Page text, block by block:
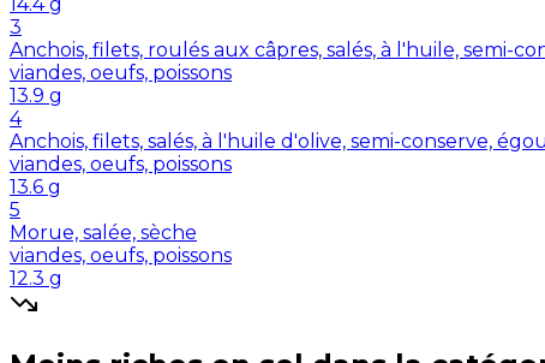
3
Anchois, filets, roulés aux câpres, salés, à l'huile, semi-
viandes, oeufs, poissons
13.9 g
4
Anchois, filets, salés, à l'huile d'olive, semi-conserve,
viandes, oeufs, poissons
13.6 g
5
Morue, salée, sèche
viandes, oeufs, poissons
12.3 g